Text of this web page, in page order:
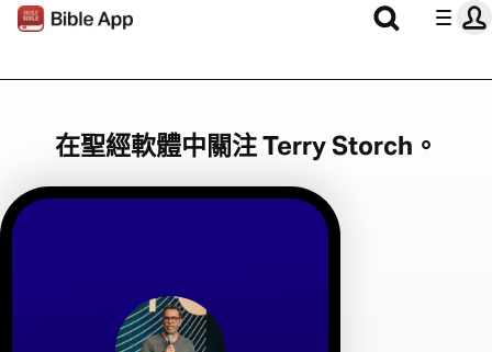
在聖經軟體中關注 Terry Storch。